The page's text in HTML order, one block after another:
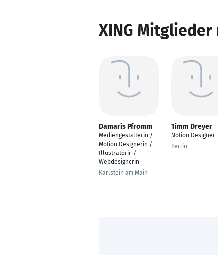
XING
Damaris Pfromm
Mediengestalterin /
Motion Designerin /
Illustratorin /
Webdesignerin
Karlstein am Main
Timm Dreyer
Motion Designer
Berlin